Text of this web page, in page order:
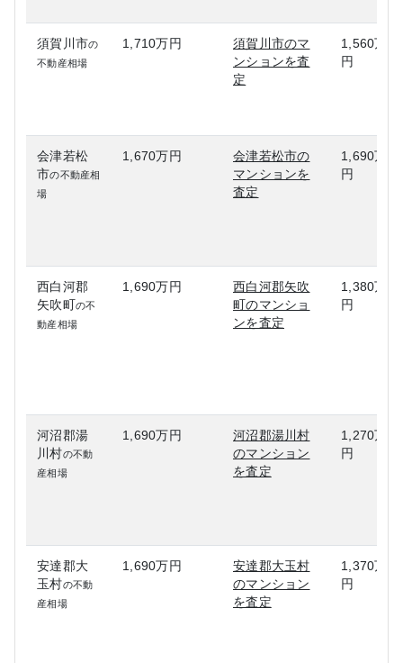
須賀川市の
不動産相場
1,710万円
須賀川市のマ
ンションを査
定
1,560万
円
会津若松
市の不動産相
場
1,670万円
会津若松市の
マンションを
査定
1,690万
円
西白河郡
矢吹町の不
動産相場
1,690万円
西白河郡矢吹
町のマンショ
ンを査定
1,380万
円
河沼郡湯
川村の不動
産相場
1,690万円
河沼郡湯川村
のマンション
を査定
1,270万
円
安達郡大
玉村の不動
産相場
1,690万円
安達郡大玉村
のマンション
を査定
1,370万
円